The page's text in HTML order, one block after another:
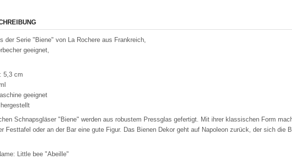
der Serie "Biene" von La Rochere aus Frankreich,
geeignet,
5,3 cm
geeignet
Schnapsgläser "Biene" werden aus robustem Pressglas gefertigt. Mit ihrer klassischen Form
Festtafel oder an der Bar eine gute Figur. Das Bienen Dekor geht auf Napoleon zurück, der sich die
Little bee "Abeille"